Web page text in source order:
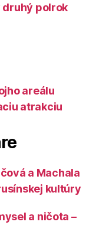
polrok
areálu
atrakciu
a Machala
kultúry
a ničota –